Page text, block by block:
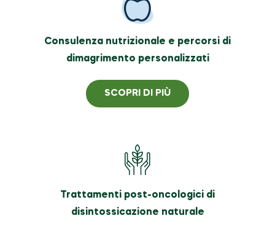
Consulenza nutrizionale e percorsi di
dimagrimento personalizzati
SCOPRI DI PIÙ
Trattamenti post-oncologici di
disintossicazione naturale